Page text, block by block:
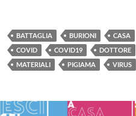
BATTAGLIA BURIONI CASA
COVID
COVID19 DOTTORE
MATERIALI
PIGIAMA VIRUS